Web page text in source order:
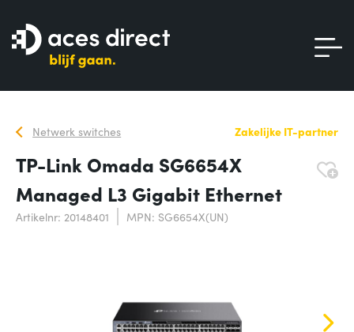
Netwerk switches Zakelijke IT-partner
TP-Link Omada SG6654X
Managed L3 Gigabit Ethernet
Artikelnr: 20148401 MPN: SG6654X(UN)